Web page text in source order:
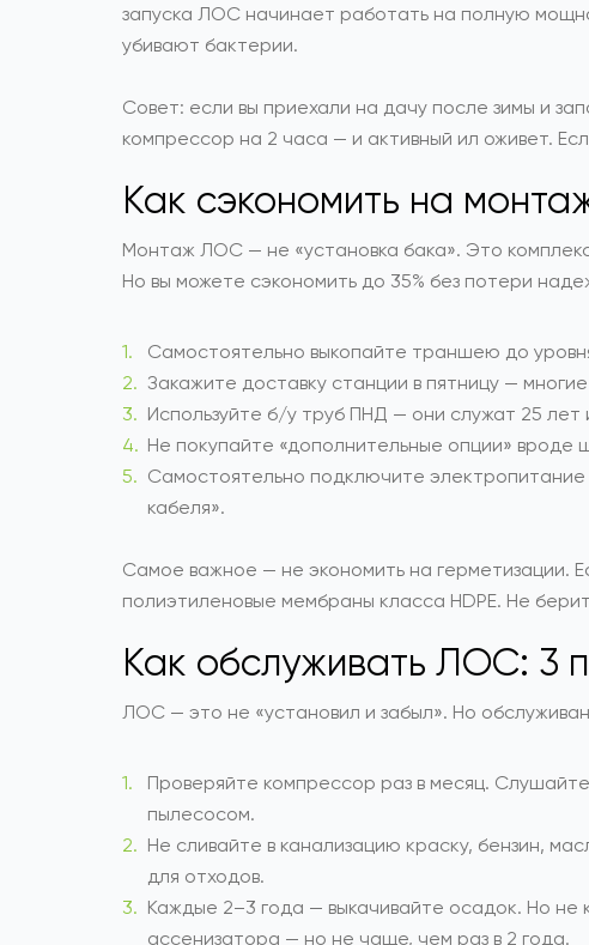
запуска ЛОС начинает работать на полную
убивают бактерии.
Совет: если вы приехали на дачу после зимы и
компрессор на 2 часа — и активный ил оживет.
Как сэкономить на
Монтаж ЛОС — не «установка бака». Это
Но вы можете сэкономить до 35% без потери
Самостоятельно выкопайте траншею до
Закажите доставку станции в пятницу —
Используйте б/у труб ПНД — они служат 25 лет
Не покупайте «дополнительные опции» вроде
Самостоятельно подключите
кабеля».
Самое важное — не экономить на герметизации.
полиэтиленовые мембраны класса HDPE. Не
Как обслуживать ЛОС: 3
ЛОС — это не «установил и забыл». Но
Проверяйте компрессор раз в месяц.
пылесосом.
Не сливайте в канализацию краску, бензин,
для отходов.
Каждые 2–3 года — выкачивайте осадок. Но
ассенизатора — но не чаще, чем раз в 2 года.